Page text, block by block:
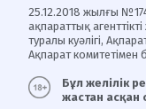
25.12.2018 жылғы
ақпараттық
туралы куәлігі,
Ақпарат комитетімен
Бұл желілік
жастан асқан